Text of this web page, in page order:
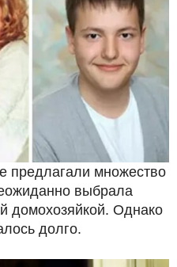
предлагали множество
выбрала
домохозяйкой. Однако
долго.